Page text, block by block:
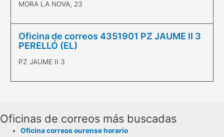
MORA LA NOVA, 23
Oficina de correos 4351901 PZ JAUME II 3
PERELLÓ (EL)
PZ JAUME II 3
Oficinas de correos más buscadas
Oficina correos ourense horario